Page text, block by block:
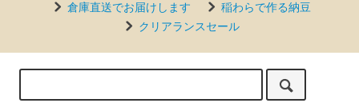
倉庫直送でお届けします
稲わらで作る納豆
クリアランスセール